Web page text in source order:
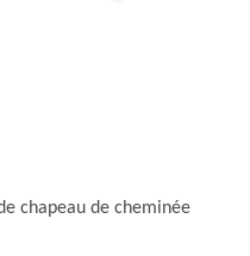
chapeau de cheminée